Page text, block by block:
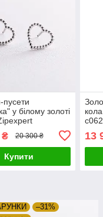
у білому золоті
20 300 ₴
Купити
13
–31%